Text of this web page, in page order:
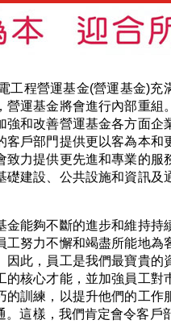
工程營運基金(營運基金)充
營運基金將會進行內部重組
強和改善營運基金各方面企
客戶部門提供更以客為本和
致力提供更先進和專業的服
礎建設、公共設施和資訊及
金能夠不斷的進步和維持持
工努力不懈和竭盡所能地為
因此，員工是我們最寶貴的
的核心才能，並加強員工對
的訓練，以提升他們的工作
。這樣，我們肯定會令客